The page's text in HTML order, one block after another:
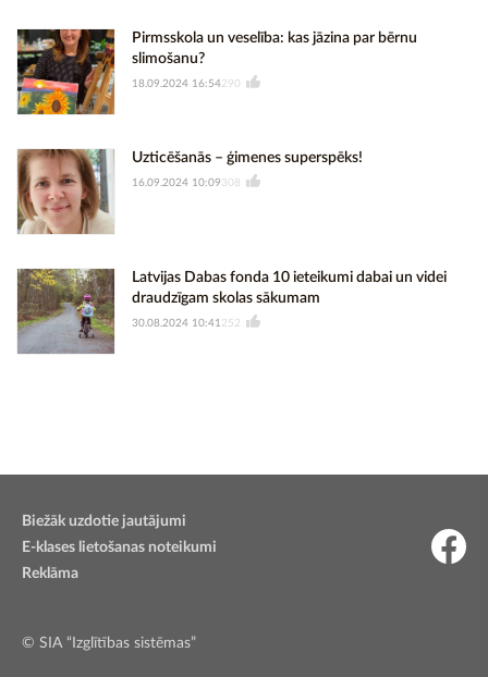
Pirmsskola un veselība: kas jāzina par bērnu
slimošanu?
18.09.2024 16:54290
Uzticēšanās – ģimenes superspēks!
16.09.2024 10:09 308
Latvijas Dabas fonda 10 ieteikumi dabai un videi
draudzīgam skolas sākumam
30.08.2024 10:41 252
Biežāk uzdotie jautājumi
E-klases lietošanas noteikumi
Reklāma
© SIA “Izglītības sistēmas”